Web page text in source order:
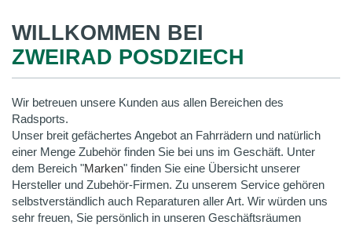
WILLKOMMEN BEI
ZWEIRAD POSDZIECH
Wir betreuen unsere Kunden aus allen Bereichen des
Radsports.
Unser breit gefächertes Angebot an Fahrrädern und natürlich
einer Menge Zubehör finden Sie bei uns im Geschäft. Unter
dem Bereich "Marken" finden Sie eine Übersicht unserer
Hersteller und Zubehör-Firmen. Zu unserem Service gehören
selbstverständlich auch Reparaturen aller Art. Wir würden uns
sehr freuen, Sie persönlich in unseren Geschäftsräumen